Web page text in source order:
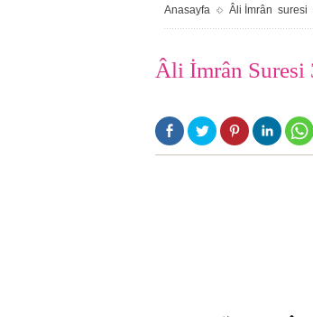
Anasayfa Âli İmrân suresi
Âli İmrân Suresi